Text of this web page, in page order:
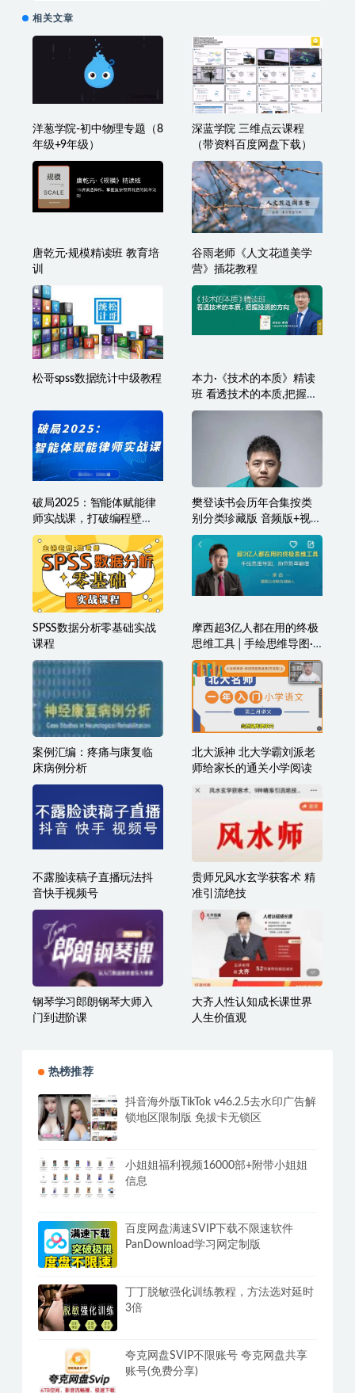
相关文章
洋葱学院-初中物理专题（8
年级+9年级）
深蓝学院 三维点云课程
（带资料百度网盘下载）
唐乾元·规模精读班 教育培
训
谷雨老师《人文花道美学
营》插花教程
松哥spss数据统计中级教程
本力·《技术的本质》精读
班 看透技术的本质,把握投
资的方向
破局2025：智能体赋能律
师实战课，打破编程壁
垒，完成复杂任务，沉淀
专属知识，赋能律师实务
樊登读书会历年合集按类
别分类珍藏版 音频版+视频
版
SPSS数据分析零基础实战
课程
摩西超3亿人都在用的终极
思维工具│手绘思维导图·
助你效率翻倍
案例汇编：疼痛与康复临
床病例分析
北大派神 北大学霸刘派老
师给家长的通关小学阅读
不露脸读稿子直播玩法抖
音快手视频号
贵师兄风水玄学获客术 精
准引流绝技
钢琴学习郎朗钢琴大师入
门到进阶课
大齐人性认知成长课世界
人生价值观
热榜推荐
抖音海外版TikTok v46.2.5去水印广告解
锁地区限制版 免拔卡无锁区
小姐姐福利视频16000部+附带小姐姐
信息
百度网盘满速SVIP下载不限速软件
PanDownload学习网定制版
丁丁脱敏强化训练教程，方法选对延时
3倍
夸克网盘SVIP不限账号 夸克网盘共享
账号(免费分享)